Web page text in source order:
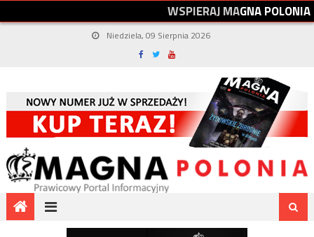
WSPIERAJMAGNAPOLONIA
Niedziela, 09 Sierpnia 2026